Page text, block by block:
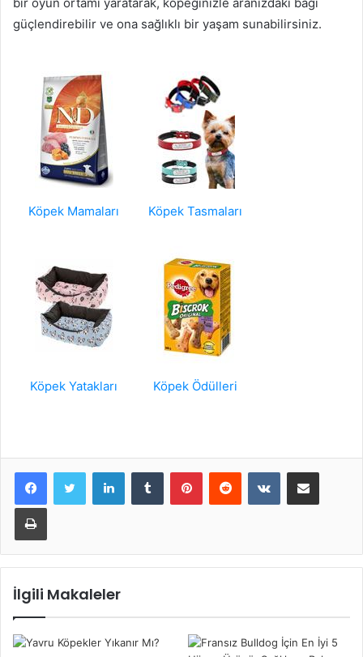
güçlendirebilir ve ona sağlıklı bir yaşam sunabilirsiniz.
Köpek Mamaları Köpek Tasmaları
Köpek Yatakları Köpek Ödülleri
LinkedInTumblr PinterestReddit VKontakteE-Posta ile paylaş
Yazdır
İlgili Makaleler